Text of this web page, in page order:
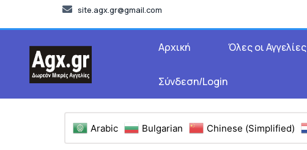
site.agx.gr@gmail.com
Αρχική Όλες οι Αγγελίες
Σύνδεση/Login
Arabic Bulgarian Chinese (Simplified)